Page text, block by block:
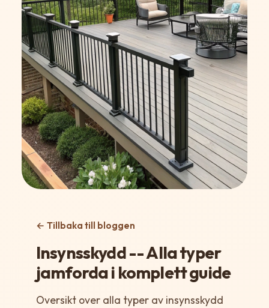
← Tillbaka till bloggen
Insynsskydd -- Alla typer
jamforda i komplett guide
Oversikt over alla typer av insynsskydd